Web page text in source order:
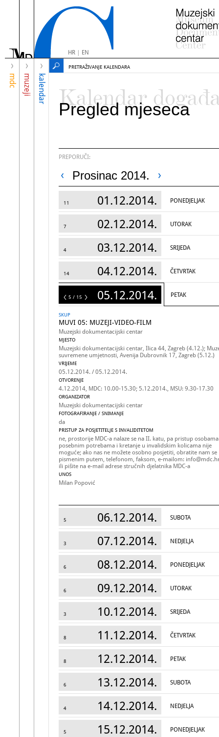
HR| EN
mdc muzeji kalendar
PRETRAŽIVANJE KALENDARA
Kalendar
Pregled mjeseca
PREPORUČI:
Prosinac 2014.
11 01.12.2014. PONEDJELJAK
7 02.12.2014. UTORAK
4 03.12.2014. SRIJEDA
14 04.12.2014. ČETVRTAK
15 05.12.2014. PETAK
5 / 15
SKUP
MUVI 05: MUZEJI-VIDEO-FILM
Muzejski dokumentacijski centar
MJESTO
Muzejski dokumentacijski centar, Ilica 44, Zagreb (4.12.);
suvremene umjetnosti, Avenija Dubrovnik 17, Zagreb (5.12.)
VRIJEME
05.12.2014. / 05.12.2014.
OTVORENJE
4.12.2014, MDC: 10.00-15.30; 5.12.2014., MSU: 9.30-17.30
ORGANIZATOR
Muzejski dokumentacijski centar
FOTOGRAFIRANJE / SNIMANJE
da
PRISTUP ZA POSJETITELJE S INVALIDITETOM
ne, prostorije MDC-a nalaze se na II. katu, pa pristup osobama
posebnim potrebama i kretanje u invalidskim kolicama nije
moguće; ako nas ne možete osobno posjetiti, obratite nam se
pismenim putem, telefonom, faksom, e-mailom:
ili pišite na e-mail adrese stručnih djelatnika MDC-a
UNOS
Milan Popović
5 06.12.2014. SUBOTA
3 07.12.2014. NEDJELJA
6 08.12.2014. PONEDJELJAK
6 09.12.2014. UTORAK
3 10.12.2014. SRIJEDA
8 11.12.2014. ČETVRTAK
8 12.12.2014. PETAK
6 13.12.2014. SUBOTA
4 14.12.2014. NEDJELJA
5 15.12.2014. PONEDJELJAK